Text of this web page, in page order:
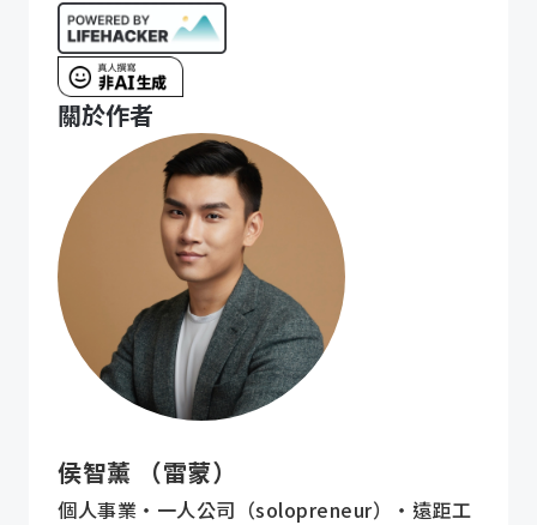
關於作者
侯智薰 （雷蒙）
個人事業・一人公司（solopreneur）・遠距工